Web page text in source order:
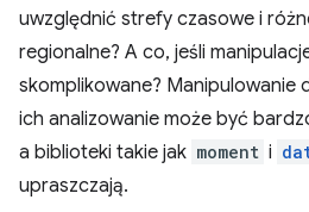
uwzględnić strefy czasowe i
regionalne? A co, jeśli
skomplikowane? Manipulowanie
ich analizowanie może być
a biblioteki takie jak moment i
upraszczają.